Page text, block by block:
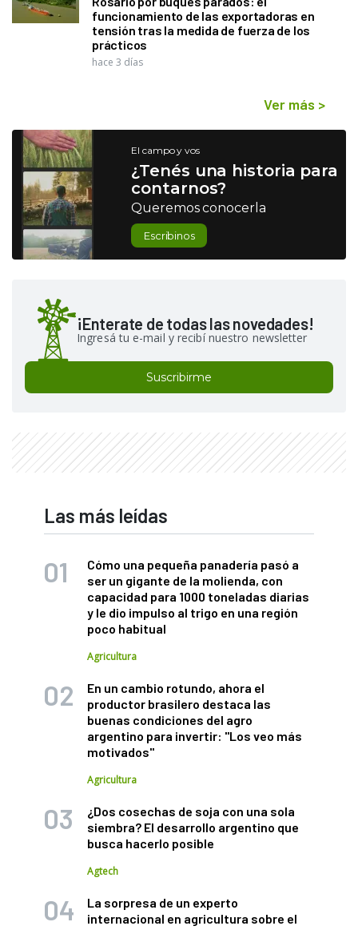
funcionamiento de las exportadoras en
tensión tras la medida de fuerza de los
prácticos
hace 3 días
Ver más >
El campo y vos
¿Tenés una historia para
contarnos?
Queremos conocerla
Escribinos
¡Enterate de todas las novedades!
Ingresá tu e-mail y recibí nuestro newsletter
Suscribirme
Las más leídas
Cómo una pequeña panadería pasó a
ser un gigante de la molienda, con
capacidad para 1000 toneladas diarias
y le dio impulso al trigo en una región
poco habitual
Agricultura
En un cambio rotundo, ahora el
productor brasilero destaca las
buenas condiciones del agro
argentino para invertir: "Los veo más
motivados"
Agricultura
¿Dos cosechas de soja con una sola
siembra? El desarrollo argentino que
busca hacerlo posible
Agtech
La sorpresa de un experto
internacional en agricultura sobre el